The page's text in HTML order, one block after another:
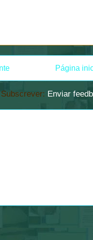
Página
Subscrever: Enviar